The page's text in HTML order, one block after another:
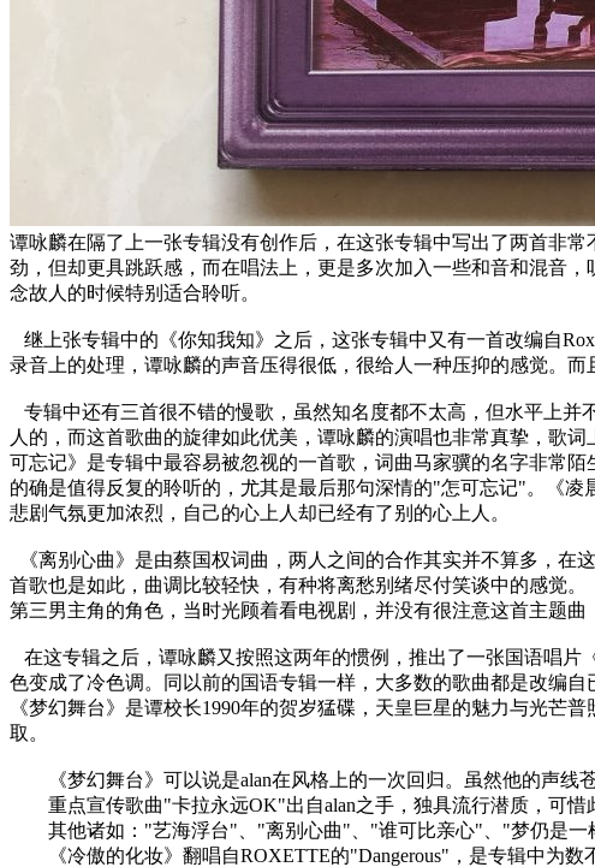
谭咏麟在隔了上一张专辑没有创作后，在这张专辑中写出了两首非
劲，但却更具跳跃感，而在唱法上，更是多次加入一些和音和混音
念故人的时候特别适合聆听。
继上张专辑中的《你知我知》之后，这张专辑中又有一首改编自
录音上的处理，谭咏麟的声音压得很低，很给人一种压抑的感觉。
专辑中还有三首很不错的慢歌，虽然知名度都不太高，但水平上
人的，而这首歌曲的旋律如此优美，谭咏麟的演唱也非常真挚，歌
可忘记》是专辑中最容易被忽视的一首歌，词曲马家骥的名字非常
的确是值得反复的聆听的，尤其是最后那句深情的"怎可忘记"。《
悲剧气氛更加浓烈，自己的心上人却已经有了别的心上人。
《离别心曲》是由蔡国权词曲，两人之间的合作其实并不算多，在
首歌也是如此，曲调比较轻快，有种将离愁别绪尽付笑谈中的感觉
第三男主角的角色，当时光顾着看电视剧，并没有很注意这首主题
在这专辑之后，谭咏麟又按照这两年的惯例，推出了一张国语唱
色变成了冷色调。同以前的国语专辑一样，大多数的歌曲都是改编
《梦幻舞台》是谭校长1990年的贺岁猛碟，天皇巨星的魅力与光芒
取。
《梦幻舞台》可以说是alan在风格上的一次回归。虽然他的声线
重点宣传歌曲"卡拉永远OK"出自alan之手，独具流行潜质，可惜
其他诸如："艺海浮台"、"离别心曲"、"谁可比亲心"、"梦仍是一
《冷傲的化妆》翻唱自ROXETTE的"Dangerous"，是专辑中为数